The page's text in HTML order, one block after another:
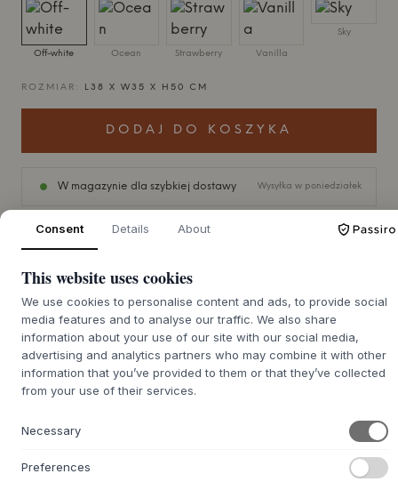
Off-white Ocean Strawberry Vanilla
Sky
ROZMIAR: L38 X W35 X H50 CM
DODAJ DO KOSZYKA
W magazynie dla szybkiej dostawy Wysyłka w poniedziałek
O TYM PRODUKCIE
Krzesło Charlie odecoBirdyto stylowe i nowoczesne
krzesło dziecięce dostępne w szerokiej gamie kolorów.
Krzesło ma zaokrąglony kształt z miękkimi krawędziami i
solidną podstawą zapewniającą stabilność i równowagę.
Piękny design krzesła jest zatem niezbędny w każdym
pokoju dziecięcym i zapewnia miłą i nowoczesną
recyklingu, co nadaje im charakterystyczny wygląd. Dzięki
Consent Details About
This website uses cookies
We use cookies to personalise content and ads, to provide social
media features and to analyse our traffic. We also share
information about your use of our site with our social media,
advertising and analytics partners who may combine it with other
information that you’ve provided to them or that they’ve collected
from your use of their services.
Necessary
Preferences